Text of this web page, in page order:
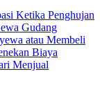
Ketika Penghujan
Gudang
atau Membeli
Biaya
Menjual